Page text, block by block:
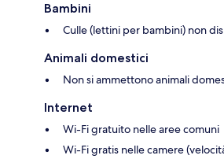
Bambini
Culle (lettini per bambini) non
Animali domestici
Non si ammettono animali
Internet
Wi-Fi gratuito nelle aree comuni
Wi-Fi gratis nelle camere